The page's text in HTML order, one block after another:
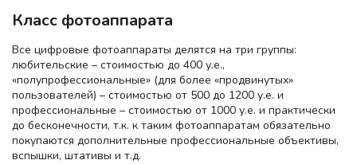
Класс фотоаппарата
Все цифровые фотоаппараты делятся на три группы:
любительские – стоимостью до 400 у.е.,
«полупрофессиональные» (для более «продвинутых»
пользователей) – стоимостью от 500 до 1200 у.е. и
профессиональные – стоимостью от 1000 у.е. и практически
до бесконечности, т.к. к таким фотоаппаратам обязательно
покупаются дополнительные профессиональные объективы,
вспышки, штативы и т.д.